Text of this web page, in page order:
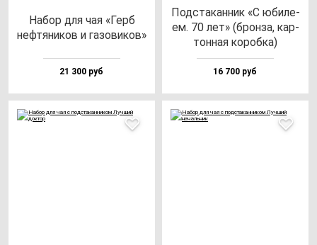
Набор для чая «Герб
неф­тя­ни­ков и га­зо­ви­ков»
21 300 руб
Под­ста­кан­ник «С юби­ле­
ем. 70 лет» (брон­за, кар­
тон­ная ко­роб­ка)
16 700 руб